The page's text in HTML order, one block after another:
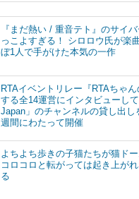
『まだ熱い / 重音テト』のサイ
っこよすぎる！ シロロウ氏が楽
ぼ1人で手がけた本気の一作
RTAイベントリレー『RTAちゃ
する全14運営にインタビューし
Japan」のチャンネルの貸し出し
週間にわたって開催
よちよち歩きの子猫たちが猫ド
コロコロと転がっては起き上が
る